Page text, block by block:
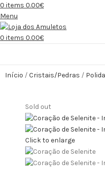
0 items 0.00€
Menu
0 items 0.00€
Início Cristais/Pedras
Sold out
Click to enlarge